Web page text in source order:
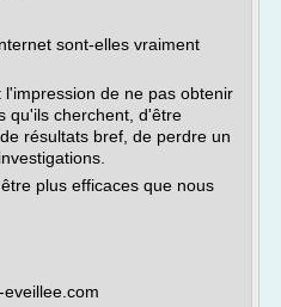
sont-elles vraiment
de ne pas obtenir
qu'ils cherchent, d'être
résultats bref, de perdre un
plus efficaces que nous